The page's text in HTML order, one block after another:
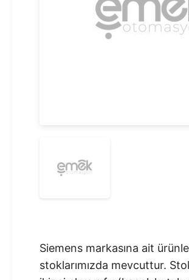
Siemens markasına ait
stoklarımızda mevcuttur.